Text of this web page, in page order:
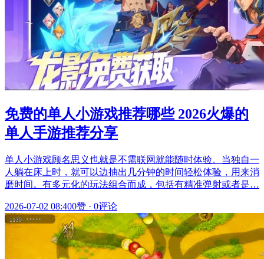
免费的单人小游戏推荐哪些 2026火爆的
单人手游推荐分享
单人小游戏顾名思义也就是不需联网就能随时体验。当独自一
人躺在床上时，就可以边抽出几分钟的时间轻松体验，用来消
磨时间。有多元化的玩法组合而成，包括有精准弹射或者是…
2026-07-02 08:400赞 · 0评论